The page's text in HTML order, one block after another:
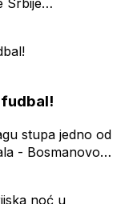
Srbije…
stupa jedno od
- Bosmanovo…